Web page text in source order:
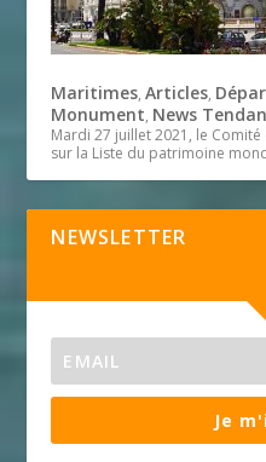
Maritimes,Articles,
Monument, News
Mardi 27 juillet 2021, le
sur la Liste du patrimoine
NEWSLETTER
Je